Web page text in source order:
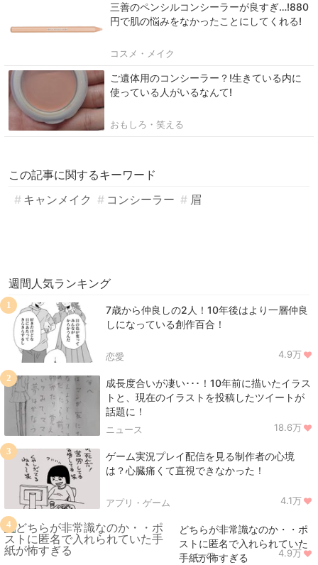
三善のペンシルコンシーラーが良すぎ…!880
円で肌の悩みをなかったことにしてくれる!
コスメ・メイク
ご遺体用のコンシーラー？!生きている内に
使っている人がいるなんて!
おもしろ・笑える
この記事に関するキーワード
キャンメイク
コンシーラー 眉
週間人気ランキング
7歳から仲良しの2人！10年後はより一層仲良
しになっている創作百合！
恋愛 4.9万
1
成長度合いが凄い･･･！10年前に描いたイラス
トと、現在のイラストを投稿したツイートが
話題に！
ニュース 18.6万
2
ゲーム実況プレイ配信を見る制作者の心境
は？心臓痛くて直視できなかった！
アプリ・ゲーム 4.1万
3
どちらが非常識なのか・・ポ
ストに匿名で入れられていた
手紙が怖すぎる
ニュース 4.9万
4